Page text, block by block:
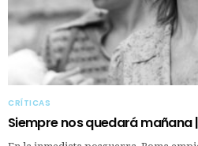
CRÍTICAS
Siempre nos quedará mañana